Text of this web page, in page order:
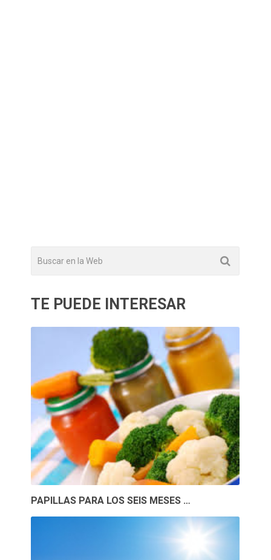
TE PUEDE INTERESAR
PAPILLAS PARA LOS SEIS MESES …